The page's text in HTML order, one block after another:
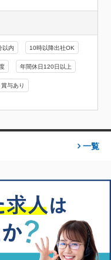
以内 10時以降出社OK
年間休日120日以上
賞与あり
一覧